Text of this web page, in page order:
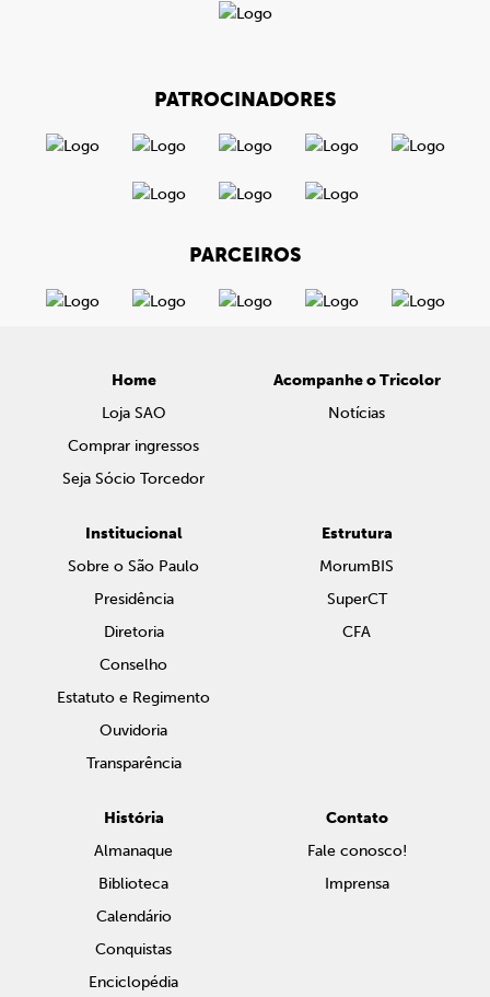
PATROCINADORES
PARCEIROS
Home
Loja SAO
Comprar ingressos
Seja Sócio Torcedor
Acompanhe o Tricolor
Notícias
Institucional
Sobre o São Paulo
Presidência
Diretoria
Conselho
Estatuto e Regimento
Ouvidoria
Transparência
Estrutura
MorumBIS
SuperCT
CFA
História
Almanaque
Biblioteca
Calendário
Conquistas
Enciclopédia
Contato
Fale conosco!
Imprensa